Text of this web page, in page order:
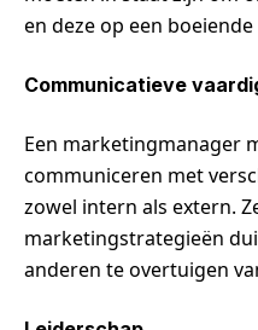
en deze op een
Communicatieve
Een marketingmanager
communiceren met
zowel intern als extern.
marketingstrategieën
anderen te overtuigen